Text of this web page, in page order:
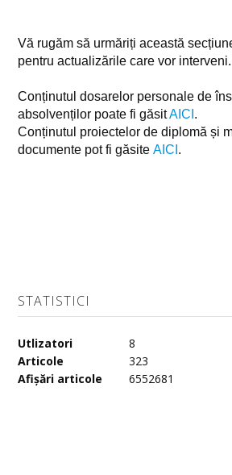
Vă rugăm să urmăriți această
pentru actualizările care vor interveni.
Conținutul dosarelor personale de
absolvenților poate fi găsitAICI .
Conținutul proiectelor de diplomă și
documente pot fi găsite AICI .
STATISTICI
Utlizatori
8
Articole
323
Afișări articole
6552681